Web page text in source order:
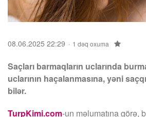
08.06.2025 22:29 1 dəq oxuma
Saçları barmaqların uclarında
uclarının haçalanmasına, yəni
bilər.
TurpKimi.com-un məlumatına görə,